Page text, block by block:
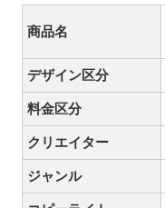
商品名
デザイン区分
料金区分
クリエイター
ジャンル